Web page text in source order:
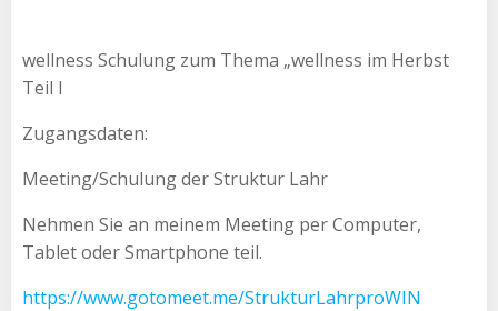
wellness Schulung zum Thema „wellness im Herbst
Teil I
Zugangsdaten:
Meeting/Schulung der Struktur Lahr
Nehmen Sie an meinem Meeting per Computer,
Tablet oder Smartphone teil.
https://www.gotomeet.me/StrukturLahrproWIN